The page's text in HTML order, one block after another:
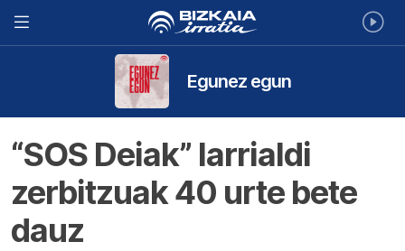
Egunez egun
“SOS Deiak” larrialdi
zerbitzuak 40 urte bete
dauz